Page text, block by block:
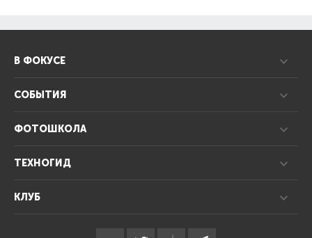
В ФОКУСЕ
СОБЫТИЯ
ФОТОШКОЛА
ТЕХНОГИД
КЛУБ